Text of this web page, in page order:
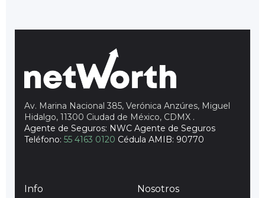
Av. Marina Nacional 385, Verónica Anzúres, Miguel
Hidalgo, 11300 Ciudad de México, CDMX .
Agente de Seguros: NWC Agente de Seguros
Teléfono: 55 4163 0120 Cédula AMIB: 90770
Info
Nosotros